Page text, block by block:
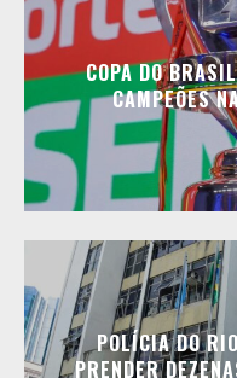
COPA DO
CAMPEÕES
POLÍCIA DO
PRENDER